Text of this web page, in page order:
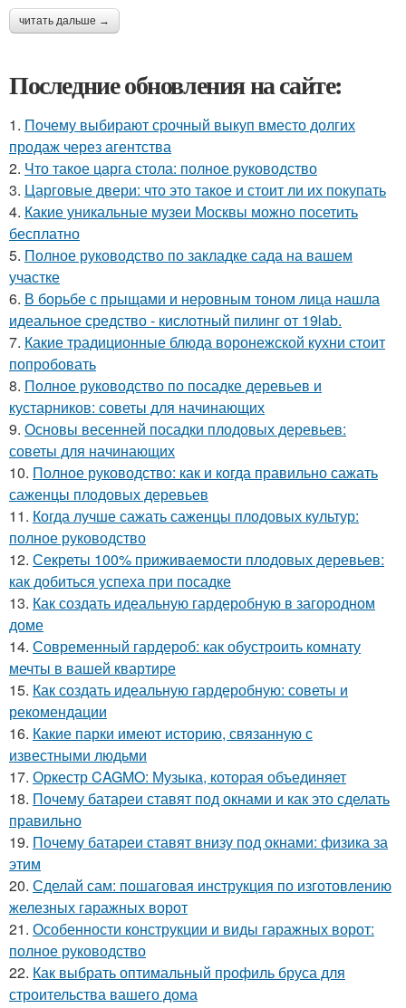
читать дальше →
Последние обновления на сайте:
1. Почему выбирают срочный выкуп вместо долгих
продаж через агентства
2. Что такое царга стола: полное руководство
3. Царговые двери: что это такое и стоит ли их покупать
4. Какие уникальные музеи Москвы можно посетить
бесплатно
5. Полное руководство по закладке сада на вашем
участке
6. В борьбе с прыщами и неровным тоном лица нашла
идеальное средство - кислотный пилинг от 19lab.
7. Какие традиционные блюда воронежской кухни стоит
попробовать
8. Полное руководство по посадке деревьев и
кустарников: советы для начинающих
9. Основы весенней посадки плодовых деревьев:
советы для начинающих
10. Полное руководство: как и когда правильно сажать
саженцы плодовых деревьев
11. Когда лучше сажать саженцы плодовых культур:
полное руководство
12. Секреты 100% приживаемости плодовых деревьев:
как добиться успеха при посадке
13. Как создать идеальную гардеробную в загородном
доме
14. Современный гардероб: как обустроить комнату
мечты в вашей квартире
15. Как создать идеальную гардеробную: советы и
рекомендации
16. Какие парки имеют историю, связанную с
известными людьми
17. Оркестр CAGMO: Музыка, которая объединяет
18. Почему батареи ставят под окнами и как это сделать
правильно
19. Почему батареи ставят внизу под окнами: физика за
этим
20. Сделай сам: пошаговая инструкция по изготовлению
железных гаражных ворот
21. Особенности конструкции и виды гаражных ворот:
полное руководство
22. Как выбрать оптимальный профиль бруса для
строительства вашего дома